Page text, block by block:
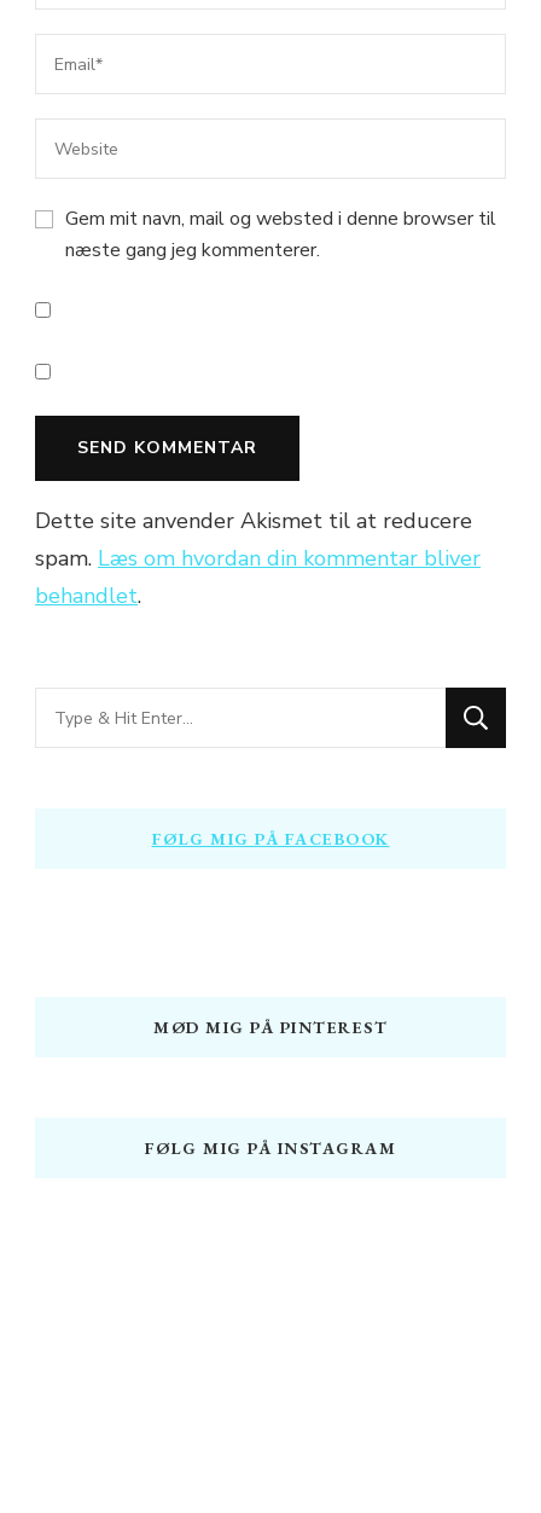
Gem mit navn, mail og websted i denne browser til
næste gang jeg kommenterer.
Dette site anvender Akismet til at reducere
spam. Læs om hvordan din kommentar bliver
behandlet.
Looking
for
FØLG MIG PÅ FACEBOOK
MØD MIG PÅ PINTEREST
FØLG MIG PÅ INSTAGRAM